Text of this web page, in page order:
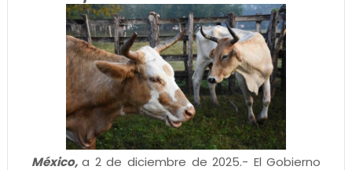
México,a 2 de diciembre de 2025.- El Gobierno